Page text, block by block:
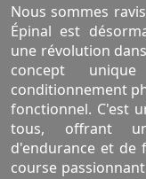
Nous sommes
Épinal est
une révolution
concept
conditionnement
fonctionnel. C'est
tous, offrant
d'endurance et de
course